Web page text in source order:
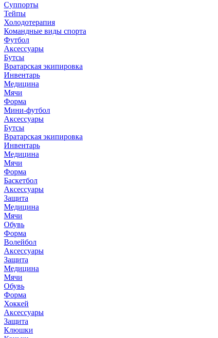
Суппорты
Тейпы
Холодотерапия
Командные виды спорта
Футбол
Аксессуары
Бутсы
Вратарская экипировка
Инвентарь
Медицина
Мячи
Форма
Мини-футбол
Аксессуары
Бутсы
Вратарская экипировка
Инвентарь
Медицина
Мячи
Форма
Баскетбол
Аксессуары
Защита
Медицина
Мячи
Обувь
Форма
Волейбол
Аксессуары
Защита
Медицина
Мячи
Обувь
Форма
Хоккей
Аксессуары
Защита
Клюшки